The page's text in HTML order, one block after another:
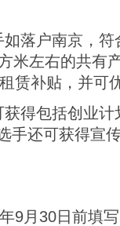
落户南京，
米左右的共有
赁补贴，并可
得包括创业
手还可获得宣
9月30日前填